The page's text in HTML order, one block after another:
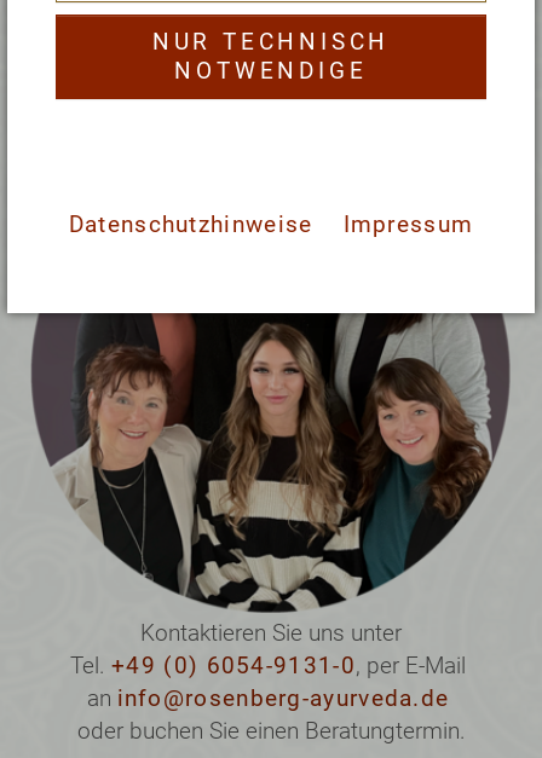
NUR TECHNISCH
NOTWENDIGE
Datenschutzhinweise Impressum
gerne!
Kontaktieren Sie uns unter
Tel.+49 (0) 6054-9131-0, per E-Mail
an info@rosenberg-ayurveda.de
oder buchen Sie einen Beratungtermin.